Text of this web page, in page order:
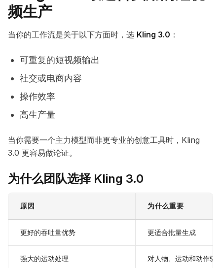
频生产
当你的工作流是关于以下方面时，选 Kling 3.0 ：
可重复的短视频输出
社交或电商内容
操作效率
高生产量
当你需要一个主力模型而非更专业的创意工具时，Kling
3.0 更容易做论证。
为什么团队选择 Kling 3.0
原因 为什么重要
更好的吞吐量优势 更适合批量生成
强大的运动处理 对人物、运动和动作驱